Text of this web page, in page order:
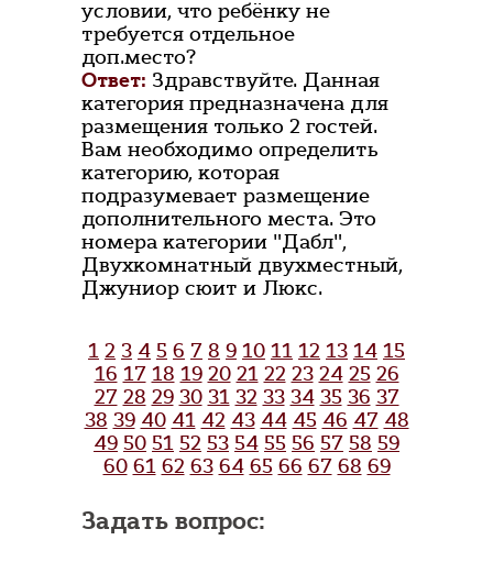
условии, что ребёнку не
требуется отдельное
доп.место?
Ответ: Здравствуйте. Данная
категория предназначена для
размещения только 2 гостей.
Вам необходимо определить
категорию, которая
подразумевает размещение
дополнительного места. Это
номера категории "Дабл",
Двухкомнатный двухместный,
Джуниор сюит и Люкс.
1 2 3 4 5 6 7 8 9 10 11 12 13 14 15
16 17 18 19 20 21 22 23 24 25 26
27 28 29 30 31 32 33 34 35 36 37
38 39 40 41 42 43 44 45 46 47 48
49 50 51 52 53 54 55 56 57 58 59
60 61 62 63 64 65 66 67 68 69
Задать вопрос: